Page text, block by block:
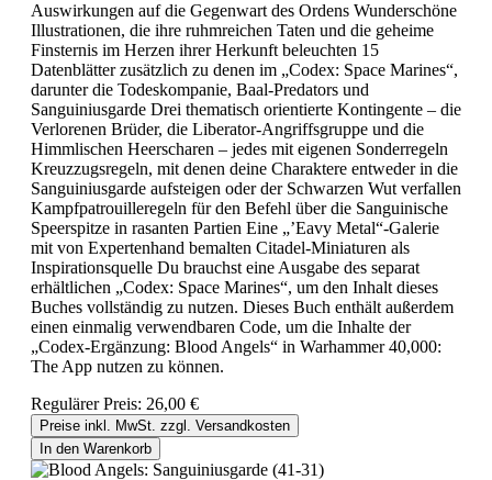
Auswirkungen auf die Gegenwart des Ordens Wunderschöne
Illustrationen, die ihre ruhmreichen Taten und die geheime
Finsternis im Herzen ihrer Herkunft beleuchten 15
Datenblätter zusätzlich zu denen im „Codex: Space Marines“,
darunter die Todeskompanie, Baal-Predators und
Sanguiniusgarde Drei thematisch orientierte Kontingente – die
Verlorenen Brüder, die Liberator-Angriffsgruppe und die
Himmlischen Heerscharen – jedes mit eigenen Sonderregeln
Kreuzzugsregeln, mit denen deine Charaktere entweder in die
Sanguiniusgarde aufsteigen oder der Schwarzen Wut verfallen
Kampfpatrouilleregeln für den Befehl über die Sanguinische
Speerspitze in rasanten Partien Eine „’Eavy Metal“-Galerie
mit von Expertenhand bemalten Citadel-Miniaturen als
Inspirationsquelle Du brauchst eine Ausgabe des separat
erhältlichen „Codex: Space Marines“, um den Inhalt dieses
Buches vollständig zu nutzen. Dieses Buch enthält außerdem
einen einmalig verwendbaren Code, um die Inhalte der
„Codex-Ergänzung: Blood Angels“ in Warhammer 40,000:
The App nutzen zu können.
Regulärer Preis: 26,00 €
Preise inkl. MwSt. zzgl. Versandkosten
In den Warenkorb